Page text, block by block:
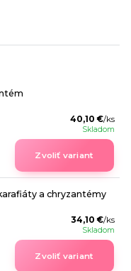
40,10 €/ks
Skladom
Zvoliť variant
a chryzantémy
34,10 €/ks
Skladom
Zvoliť variant